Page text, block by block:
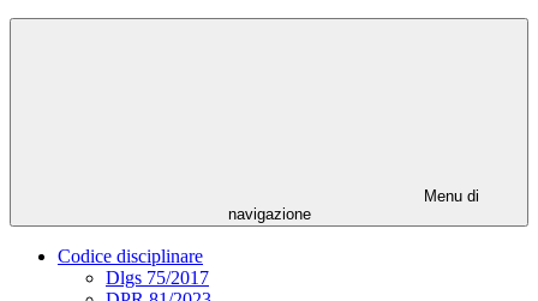
Menu di
navigazione
Codice disciplinare
Dlgs 75/2017